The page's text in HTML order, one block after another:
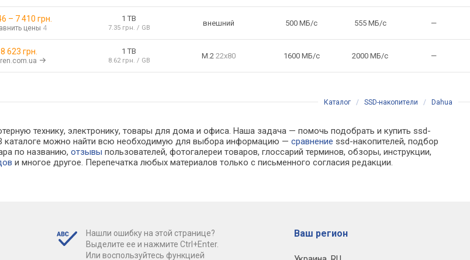
– 7 410 грн.
цены 4
1 TB
7.35 грн. / GB
внешний 500 МБ/с 555 МБ/с —
8 623 грн. 1 TB
8.62 грн. / GB
M.2 22x80 1600 МБ/с 2000 МБ/с —
Каталог / SSD-накопители / Dahua
технику, электронику, товары для дома и офиса. Наша задача — помочь подобрать и купить ssd-
В каталоге можно найти всю необходимую для выбора информацию —сравнение ssd-накопителей, подбор
по названию,отзывы пользователей, фотогалереи товаров, глоссарий терминов, обзоры, инструкции,
и многое другое. Перепечатка любых материалов только с письменного согласия редакции.
Нашли ошибку на этой странице?
Выделите ее и нажмите Ctrl+Enter.
Или воспользуйтесь функцией
Ваш регион